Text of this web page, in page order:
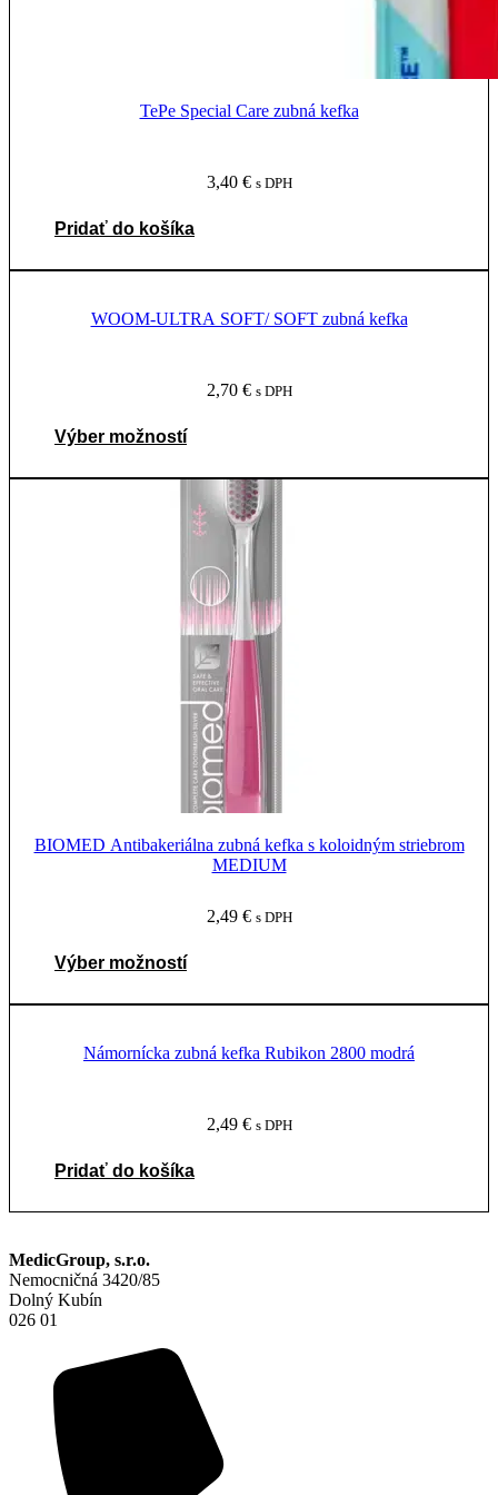
TePe Special Care zubná kefka
3,40 € s DPH
Pridať do košíka
WOOM-ULTRA SOFT/ SOFT zubná kefka
2,70 € s DPH
Výber možností
viacero
variantov.
Možnosti
si
môžete
vybrať
na
stránke
produktu.
BIOMED Antibakeriálna zubná kefka s koloidným striebrom
MEDIUM
2,49 € s DPH
Výber možností
Možnosti
na
Námornícka zubná kefka Rubikon 2800 modrá
2,49 € s DPH
Pridať do košíka
MedicGroup, s.r.o.
Nemocničná 3420/85
Dolný Kubín
026 01